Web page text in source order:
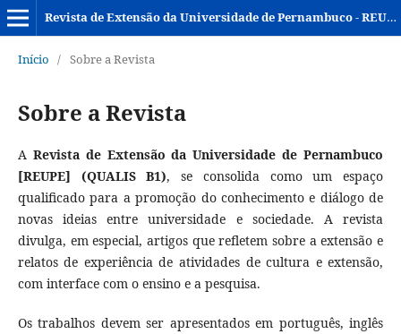
Revista de Extensão da Universidade de Pernambuco - REUPE
Início / Sobre a Revista
Sobre a Revista
ARevista de Extensão da Universidade de Pernambuco
[REUPE] (QUALIS B1), se consolida como um espaço
qualificado para a promoção do conhecimento e diálogo de
novas ideias entre universidade e sociedade. A revista
divulga, em especial, artigos que refletem sobre a extensão e
relatos de experiência de atividades de cultura e extensão,
com interface com o ensino e a pesquisa.
Os trabalhos devem ser apresentados em português, inglês